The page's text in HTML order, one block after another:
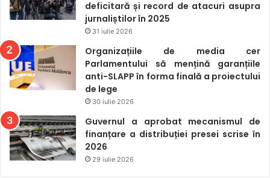
deficitară și record de atacuri asupra
jurnaliștilor în 2025
31 iulie 2026
Organizațiile de media cer
Parlamentului să mențină garanțiile
anti-SLAPP în forma finală a proiectului
de lege
30 iulie 2026
Guvernul a aprobat mecanismul de
finanțare a distribuției presei scrise în
2026
29 iulie 2026